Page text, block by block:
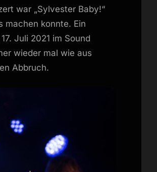
war „Sylvester Baby!“
machen konnte. Ein
Juli 2021 im Sound
wieder mal wie aus
Abbruch.